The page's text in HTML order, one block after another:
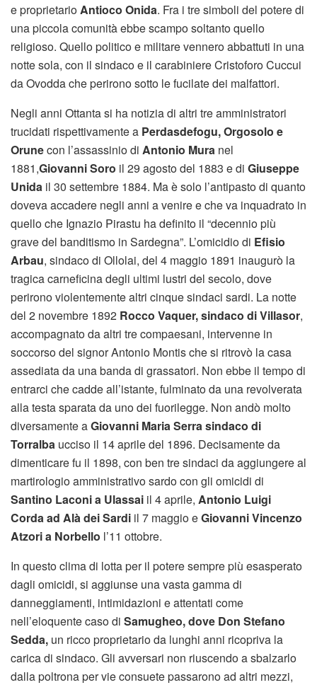
e proprietarioAntioco Onida. Fra i tre simboli del potere di
una piccola comunità ebbe scampo soltanto quello
religioso. Quello politico e militare vennero abbattuti in una
notte sola, con il sindaco e il carabiniere Cristoforo Cuccui
da Ovodda che perirono sotto le fucilate dei malfattori.
Negli anni Ottanta si ha notizia di altri tre amministratori
trucidati rispettivamente a Perdasdefogu, Orgosolo e
Orunecon l’assassinio di Antonio Mura nel
1881,Giovanni Soro il 29 agosto del 1883 e di Giuseppe
Unida il 30 settembre 1884. Ma è solo l’antipasto di quanto
doveva accadere negli anni a venire e che va inquadrato in
quello che Ignazio Pirastu ha definito il “decennio più
grave del banditismo in Sardegna”. L’omicidio di Efisio
Arbau, sindaco di Ollolai, del 4 maggio 1891 inaugurò la
tragica carneficina degli ultimi lustri del secolo, dove
perirono violentemente altri cinque sindaci sardi. La notte
del 2 novembre 1892 Rocco Vaquer, sindaco di Villasor,
accompagnato da altri tre compaesani, intervenne in
soccorso del signor Antonio Montis che si ritrovò la casa
assediata da una banda di grassatori. Non ebbe il tempo di
entrarci che cadde all’istante, fulminato da una revolverata
alla testa sparata da uno dei fuorilegge. Non andò molto
diversamente aGiovanni Maria Serra sindaco di
Torralba ucciso il 14 aprile del 1896. Decisamente da
dimenticare fu il 1898, con ben tre sindaci da aggiungere al
martirologio amministrativo sardo con gli omicidi di
Santino Laconi a Ulassai il 4 aprile, Antonio Luigi
Corda ad Alà dei Sardi il 7 maggio eGiovanni Vincenzo
Atzori a Norbello l’11 ottobre.
In questo clima di lotta per il potere sempre più esasperato
dagli omicidi, si aggiunse una vasta gamma di
danneggiamenti, intimidazioni e attentati come
nell’eloquente caso di Samugheo, dove Don Stefano
Sedda, un ricco proprietario da lunghi anni ricopriva la
carica di sindaco. Gli avversari non riuscendo a sbalzarlo
dalla poltrona per vie consuete passarono ad altri mezzi,